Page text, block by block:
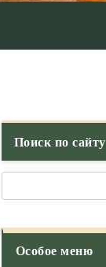
Поиск по сайту
Особое меню